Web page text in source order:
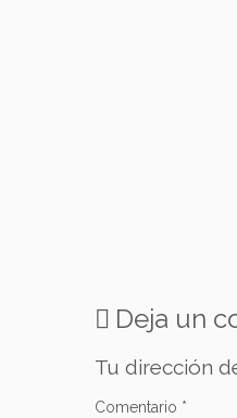
Deja un
Tu dirección
Comentario *